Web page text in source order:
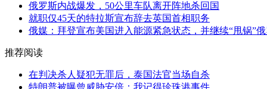
俄罗斯内战爆发，50公里车队离开阵地杀回国
就职仅45天的特拉斯宣布辞去英国首相职务
俄媒：拜登宣布美国进入能源紧急状态，并继续“甩锅”
推荐阅读
在判决杀人疑犯无罪后，泰国法官当场自杀
特朗普被曝曾威胁安倍：我记得珍珠港事件